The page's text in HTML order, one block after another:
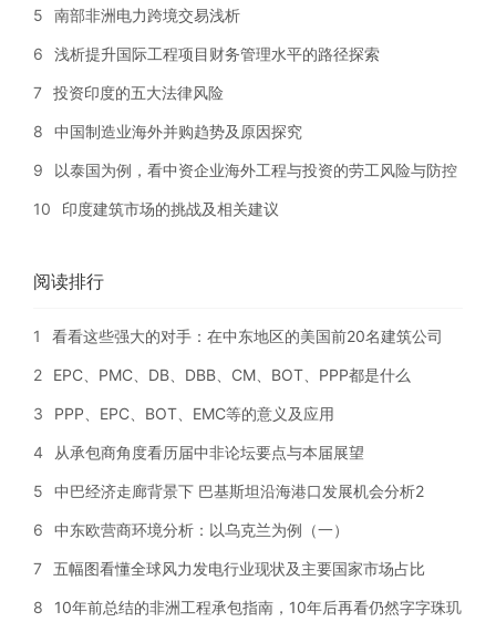
5 南部非洲电力跨境交易浅析
6 浅析提升国际工程项目财务管理水平的路径探索
7 投资印度的五大法律风险
8 中国制造业海外并购趋势及原因探究
9 以泰国为例，看中资企业海外工程与投资的劳工风险与防控
10 印度建筑市场的挑战及相关建议
阅读排行
1 看看这些强大的对手：在中东地区的美国前20名建筑公司
2 EPC、PMC、DB、DBB、CM、BOT、PPP都是什么
3 PPP、EPC、BOT、EMC等的意义及应用
4 从承包商角度看历届中非论坛要点与本届展望
5 中巴经济走廊背景下 巴基斯坦沿海港口发展机会分析2
6 中东欧营商环境分析：以乌克兰为例（一）
7 五幅图看懂全球风力发电行业现状及主要国家市场占比
8 10年前总结的非洲工程承包指南，10年后再看仍然字字珠玑